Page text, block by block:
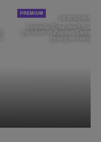
DE STAD VAN
Isabelle Boer deelt haar
plekken in Zwolle: 'Deze
graag verborgen'